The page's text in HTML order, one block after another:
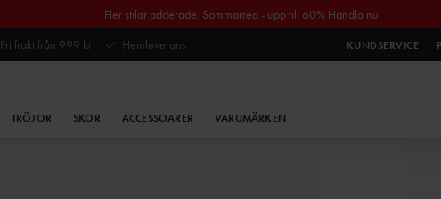
Fler stilar adderade. Sommarrea - upp till 60% Handla nu
Fri frakt från 999 kr Hemleverans KUNDSERVICE
TRÖJOR SKOR ACCESSOARER VARUMÄRKEN